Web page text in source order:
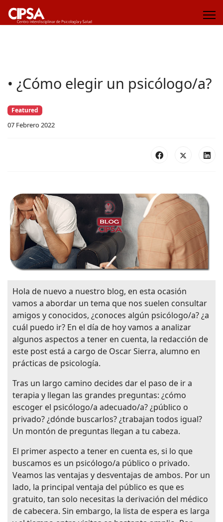
• ¿Cómo elegir un psicólogo/a?
Featured
07 Febrero 2022
Hola de nuevo a nuestro blog, en esta ocasión
vamos a abordar un tema que nos suelen consultar
amigos y conocidos, ¿conoces algún psicólogo/a? ¿a
cuál puedo ir? En el día de hoy vamos a analizar
algunos aspectos a tener en cuenta, la redacción de
este post está a cargo de Oscar Sierra, alumno en
prácticas de psicología.
Tras un largo camino decides dar el paso de ir a
terapia y llegan las grandes preguntas: ¿cómo
escoger el psicólogo/a adecuado/a? ¿público o
privado? ¿dónde buscarlos? ¿trabajan todos igual?
Un montón de preguntas llegan a tu cabeza.
El primer aspecto a tener en cuenta es, si lo que
buscamos es un psicólogo/a público o privado.
Veamos las ventajas y desventajas de ambos. Por un
lado, la principal ventaja del público es que es
gratuito, tan solo necesitas la derivación del médico
de cabecera. Sin embargo, la lista de espera es larga